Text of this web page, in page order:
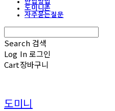
도미니존
자주묻는질문
Search 검색
Log In로그인
Cart장바구니
도미니